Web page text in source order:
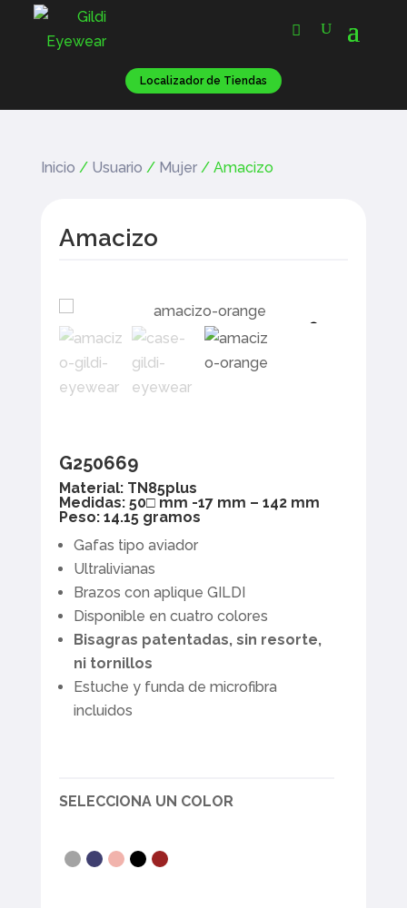
Localizador de Tiendas
Inicio / Usuario / Mujer/ Amacizo
Amacizo
G250669
Material: TN85plus
Medidas: 50□ mm -17 mm – 142 mm
Peso: 14.15 gramos
Gafas tipo aviador
Ultralivianas
Brazos con aplique GILDI
Disponible en cuatro colores
Bisagras patentadas, sin resorte,
ni tornillos
Estuche y funda de microfibra
incluidos
SELECCIONA UN COLOR